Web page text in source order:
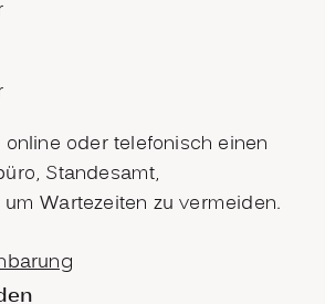
oder telefonisch einen
Standesamt,
Wartezeiten zu vermeiden.